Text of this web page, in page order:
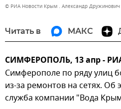
© РИА Новости Крым . Александр Дружинович
Читать в МАКС
СИМФЕРОПОЛЬ, 13 апр -
Симферополе по ряду улиц
из-за ремонтов на сетях. Об
служба компании "Вода